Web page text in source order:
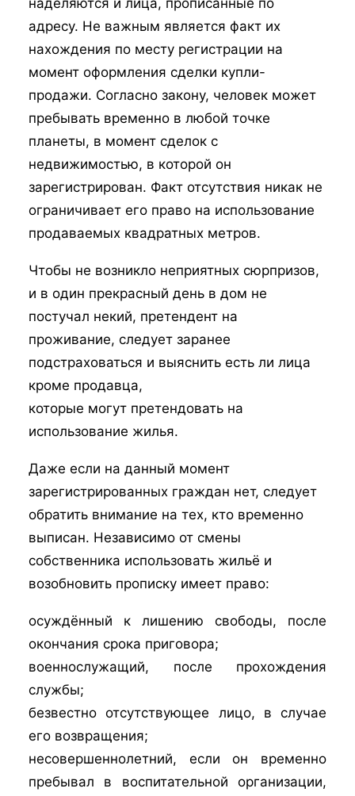
наделяются и лица, прописанные по
адресу. Не важным является факт их
нахождения по месту регистрации на
момент оформления сделки купли-
продажи. Согласно закону, человек может
пребывать временно в любой точке
планеты, в момент сделок с
недвижимостью, в которой он
зарегистрирован. Факт отсутствия никак не
ограничивает его право на использование
продаваемых квадратных метров.
Чтобы не возникло неприятных сюрпризов,
и в один прекрасный день в дом не
постучал некий, претендент на
проживание, следует заранее
подстраховаться и выяснить есть ли лица
кроме продавца,
которые могут претендовать на
использование жилья.
Даже если на данный момент
зарегистрированных граждан нет, следует
обратить внимание на тех, кто временно
выписан. Независимо от смены
собственника использовать жильё и
возобновить прописку имеет право:
осуждённый к лишению свободы, после
окончания срока приговора;
военнослужащий, после прохождения
службы;
безвестно отсутствующее лицо, в случае
его возвращения;
несовершеннолетний, если он временно
пребывал в воспитательной организации,